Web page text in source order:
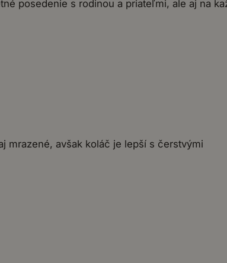
posedenie s rodinou a priateľmi, ale aj na
mrazené, avšak koláč je lepší s čerstvými